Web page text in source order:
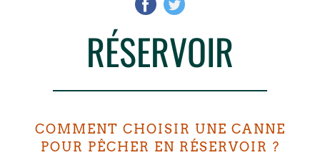
RÉSERVOIR
COMMENT CHOISIR UNE CANNE
POUR PÊCHER EN RÉSERVOIR ?